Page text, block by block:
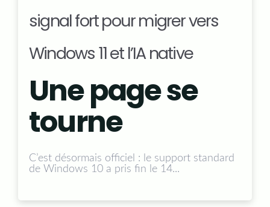
signal fort pour migrer vers
Windows 11 et l’IA native
Une page se
tourne
C’est désormais officiel :
le support standard
de Windows 10 a pris fin le 14...